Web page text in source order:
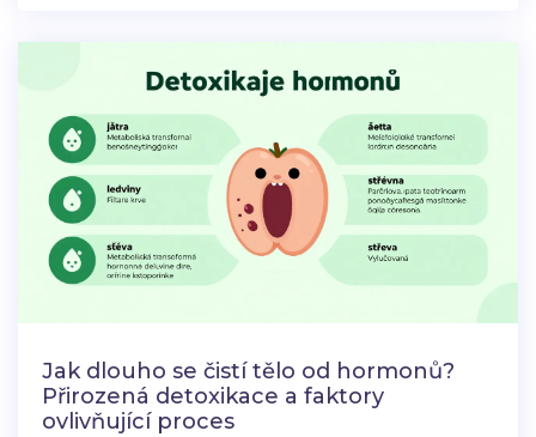
Jak dlouho se čistí tělo od hormonů?
Přirozená detoxikace a faktory
ovlivňující proces